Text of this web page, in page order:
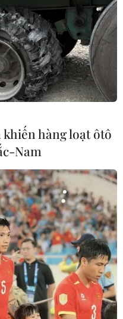
sẽ vẫn là một
sau khi Quốc hội Hàn
qua việc luận tội
hàng loạt ôtô
Nam